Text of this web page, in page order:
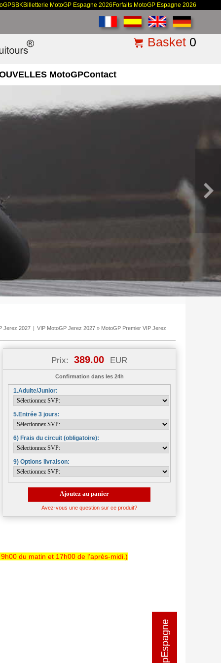
SBKBilletterie MotoGP Espagne 2026 Forfaits MotoGP Espagne 2026
Basket 0
MotoGPContact
Jerez 2027 | VIP MotoGP Jerez 2027 » MotoGP Premier VIP Jerez
Prix: 389.00 EUR
Confirmation dans les 24h
1.Adulte/Junior:
5.Entrée 3 jours:
6) Frais du circuit (obligatoire):
9) Options livraison:
Avez-vous une question sur ce produit?
du matin et 17h00 de l’après-midi.)